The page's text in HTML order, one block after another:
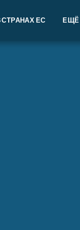
ЕС ЕЩЁ